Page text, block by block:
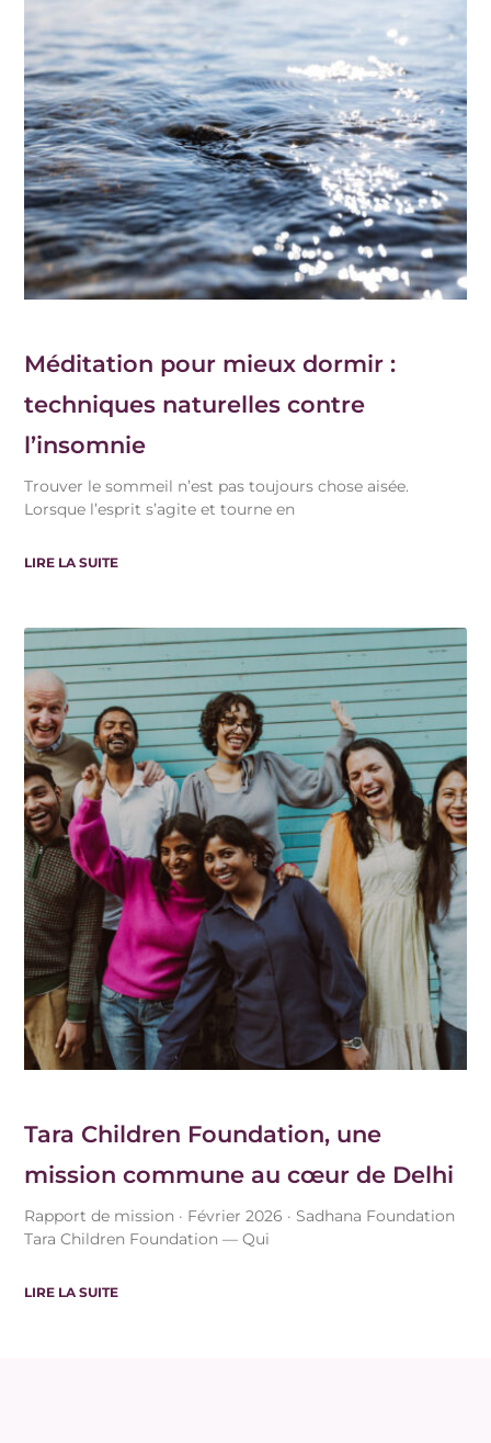
Méditation pour mieux dormir :
techniques naturelles contre
l’insomnie
Trouver le sommeil n’est pas toujours chose aisée.
Lorsque l’esprit s’agite et tourne en
LIRE LA SUITE
Tara Children Foundation, une
mission commune au cœur de Delhi
Rapport de mission · Février 2026 · Sadhana Foundation
Tara Children Foundation — Qui
LIRE LA SUITE